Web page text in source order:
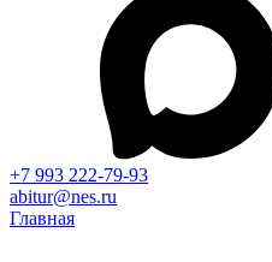
+7 993 222-79-93
abitur@nes.ru
Главная